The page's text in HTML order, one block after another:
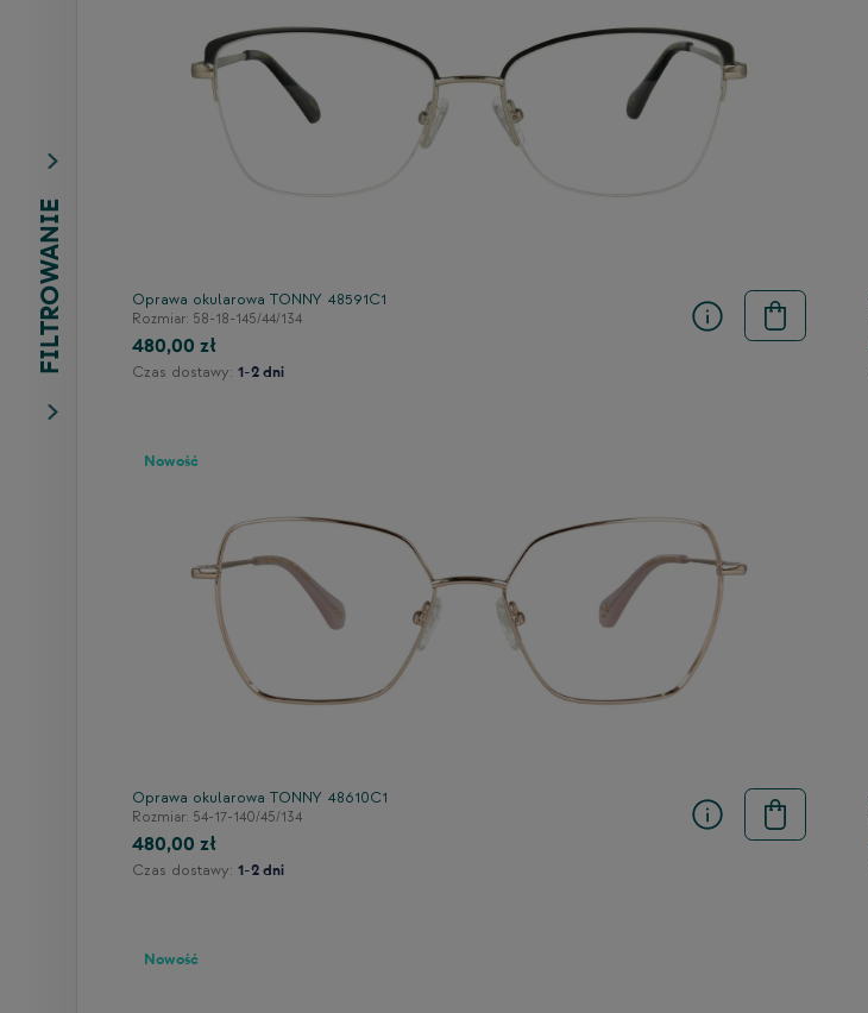
FILTROWANIE Oprawa okularowa TONNY 48591C1
Rozmiar: 58-18-145/44/134
480,00 zł
Czas dostawy: 1-2 dni
Nowość
Oprawa okularowa TONNY 48610C1
Rozmiar: 54-17-140/45/134
480,00 zł
Czas dostawy: 1-2 dni
Nowość